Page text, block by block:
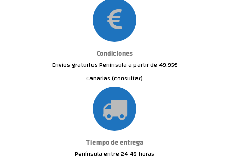
Condiciones
Envíos gratuitos Península a partir de 49.95€
Canarias (consultar)
Tiempo de entrega
Península entre 24-48 horas